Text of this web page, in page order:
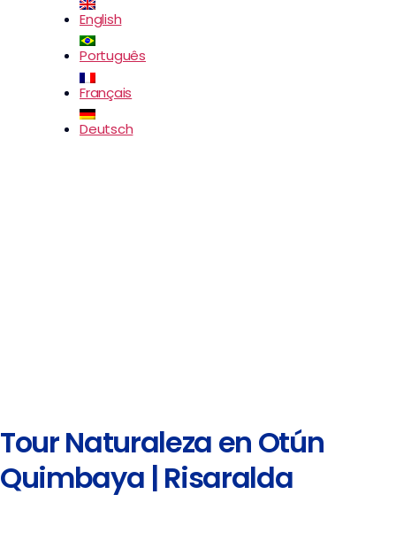
English
Português
Français
Deutsch
Tour Naturaleza en Otún
Quimbaya | Risaralda